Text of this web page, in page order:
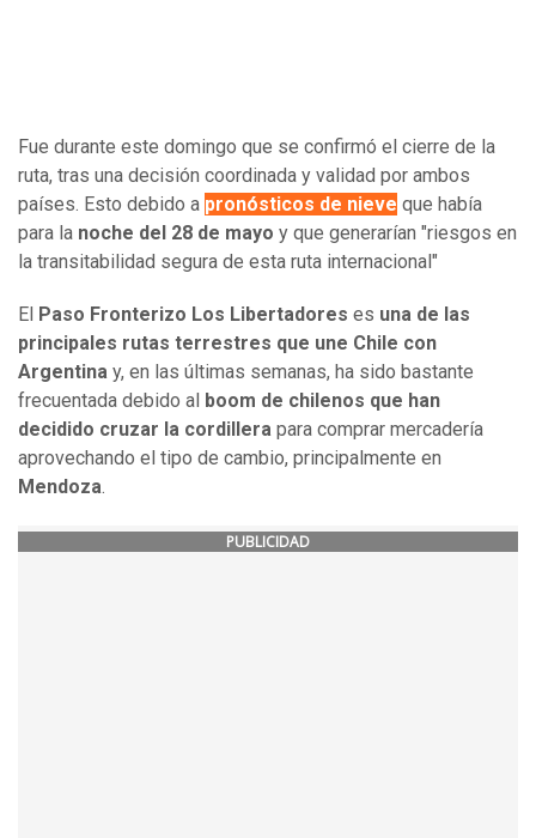
Fue durante este domingo que se confirmó el cierre de la
ruta, tras una decisión coordinada y validad por ambos
países. Esto debido a pronósticos de nieve que había
para la noche del 28 de mayo y que generarían "riesgos en
la transitabilidad segura de esta ruta internacional"
El Paso Fronterizo Los Libertadores es una de las
principales rutas terrestres que une Chile con
Argentina y, en las últimas semanas, ha sido bastante
frecuentada debido al boom de chilenos que han
decidido cruzar la cordillera para comprar mercadería
aprovechando el tipo de cambio, principalmente en
Mendoza
PUBLICIDAD